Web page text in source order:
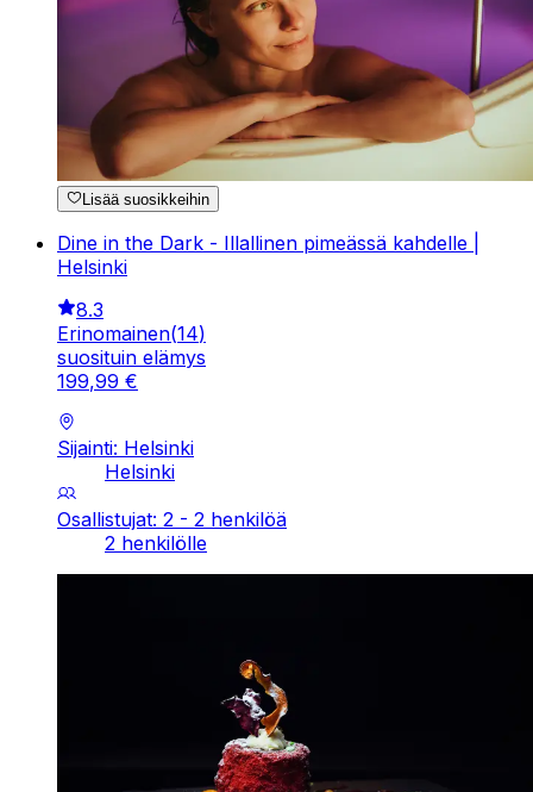
Lisää suosikkeihin
Dine in the Dark - Illallinen pimeässä kahdelle |
Helsinki
8.3
Erinomainen(14)
suosituin elämys
199,99 €
Sijainti: Helsinki
Helsinki
Osallistujat: 2 - 2 henkilöä
2 henkilölle